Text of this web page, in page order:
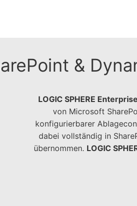
&
LOGIC SPHERE Enterprise
von Microsoft
konfigurierbarer
dabei vollständig in
übernommen. LOGIC